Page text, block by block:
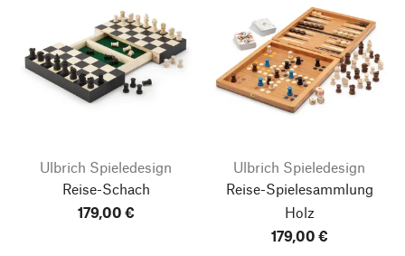
Ulbrich Spieledesign
Reise-Schach
179,00 €
Ulbrich Spieledesign
Reise-Spielesammlung
Holz
179,00 €